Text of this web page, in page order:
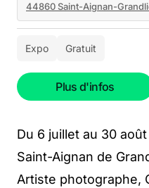
44860 Saint-Aignan-
Expo Gratuit
Plus d'infos
Du 6 juillet au 30
Saint-Aignan de
Artiste photographe,